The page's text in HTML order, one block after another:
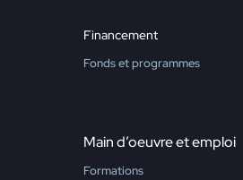
Financement
Fonds et programmes
Main d’oeuvre et emploi
Formations